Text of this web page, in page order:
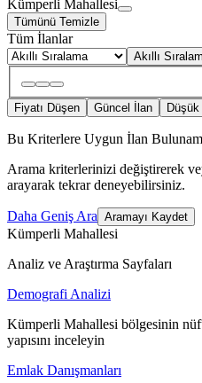
Kümperli Mahallesi
Tümünü Temizle
Tüm İlanlar
Akıllı
Fiyatı Düşen Güncel İlan
Bu Kriterlere Uygun İlan
Arama kriterlerinizi değiştirerek
arayarak tekrar deneyebilirsiniz.
Daha Geniş Ara Aramayı Kaydet
Kümperli Mahallesi
Analiz ve Araştırma Sayfaları
Demografi Analizi
Kümperli Mahallesi bölgesinin
yapısını inceleyin
Emlak Danışmanları